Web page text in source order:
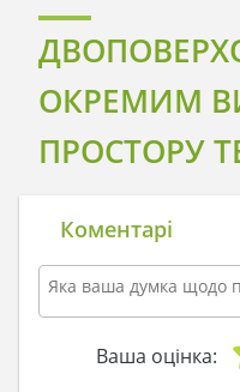
ОКРЕМИМ
ПРОСТОРУ
Коментарі
Ваша оцінка: